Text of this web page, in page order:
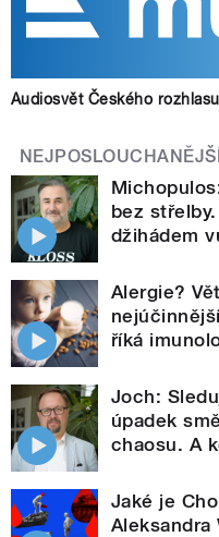
Audiosvět Českého
bez
džihádem
Alergie?
říká
Joch:
úpadek
chaosu. A
Jaké je
Aleksandra